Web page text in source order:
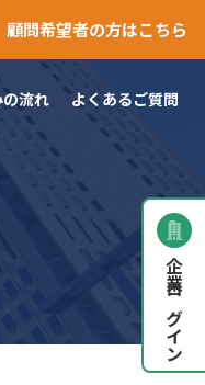
顧問希望者の方はこちら
流れ よくあるご質問
企業ログイン